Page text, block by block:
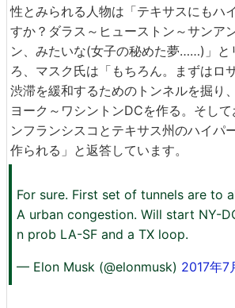
性とみられる人物は「テキサスにもハ
すか？ダラス～ヒューストン～サンア
ン、みたいな(女子の秘めた夢……)」と
ろ、マスク氏は「もちろん。まずはロ
渋滞を緩和するためのトンネルを掘り
ヨーク～ワシントンDCを作る。そし
ンフランシスコとテキサス州のハイパ
作られる」と返答しています。
For sure. First set of tunnels are to
A urban congestion. Will start NY-
n prob LA-SF and a TX loop.
— Elon Musk (@elonmusk) 2017年7